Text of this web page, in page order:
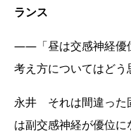
ランス
――「昼は交感神経優
考え方についてはどう
永井 それは間違った
は副交感神経が優位